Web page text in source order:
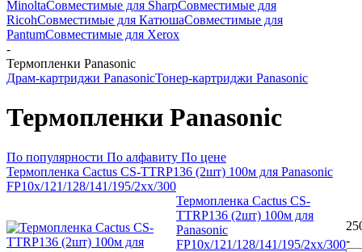
MinoltaСовместимые для SharpСовместимые для
RicohСовместимые для КатюшаСовместимые для
PantumСовместимые для Xerox
-
Термопленки Panasonic
Драм-картриджи PanasonicТонер-картриджи Panasonic
Термопленки Panasonic
По популярности По алфавиту По цене
Термопленка Cactus CS-TTRP136 (2шт) 100м для Panasonic
FP10х/121/128/141/195/2хх/300
Термопленка Cactus CS-
TTRP136 (2шт) 100м для
Panasonic
FP10х/121/128/141/195/2хх/300-